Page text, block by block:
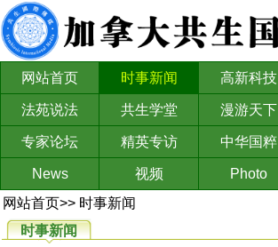
网站首页 时事新闻 高新科技
法苑说法 共生学堂 漫游天下
专家论坛 精英专访 中华国粹
News 视频 Photo
网站首页>> 时事新闻
时事新闻